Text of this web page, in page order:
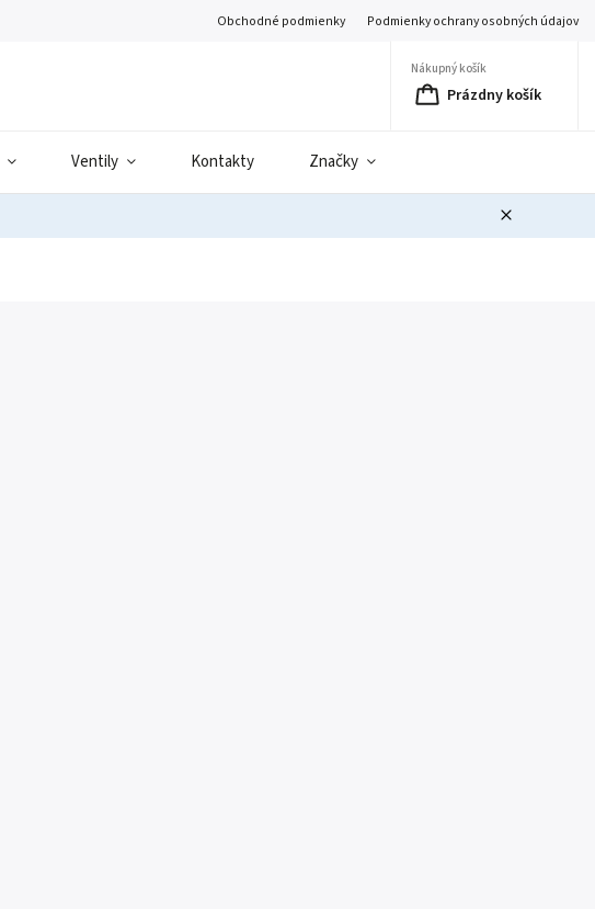
Obchodné podmienky Podmienky ochrany osobných údajov
Nákupný košík
Prázdny košík
Ventily Kontakty Značky